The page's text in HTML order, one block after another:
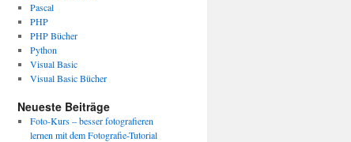
Pascal
PHP
PHP Bücher
Python
Visual Basic
Visual Basic Bücher
Neueste Beiträge
Foto-Kurs – besser fotografieren
lernen mit dem Fotografie-Tutorial